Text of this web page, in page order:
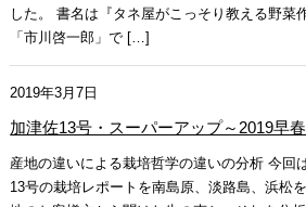
した。 書名は『タネ屋がこっそり教える野菜
「市川啓一郎」で […]
2019年3月7日
加津佐13号・スーパーアップ～2019早
産地の違いによる栽培哲学の違いの分析 今回
13号の栽培レポートを南島原、淡路島、浜松